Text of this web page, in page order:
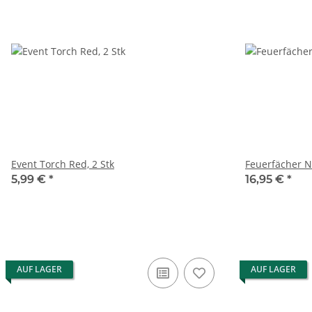
Event Torch Red, 2 Stk
5,99 € *
Feuerfächer
16,95 € *
AUF LAGER AUF LAGER